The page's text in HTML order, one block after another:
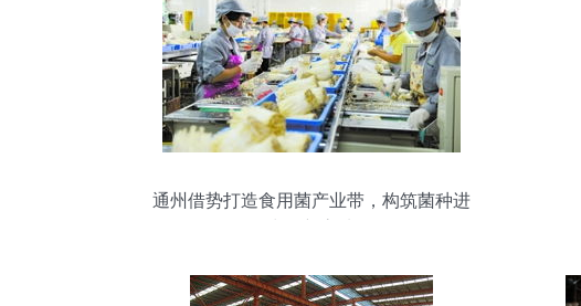
通州借势打造食用菌产业带，构筑菌种进